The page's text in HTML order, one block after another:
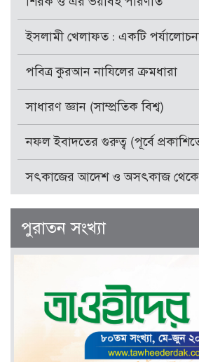
ইসলামী খেলাফত : একটি
পবিত্র কুরআন নাযিলের ক্রমধারা
সাধারণ জ্ঞান (সাম্প্রতিক বিশ্ব)
নফল ইবাদতের গুরুত্ব (পূর্বে
সৎকাজের আদেশ ও অসৎকাজ থেকে
পুরাতন সংখ্যা